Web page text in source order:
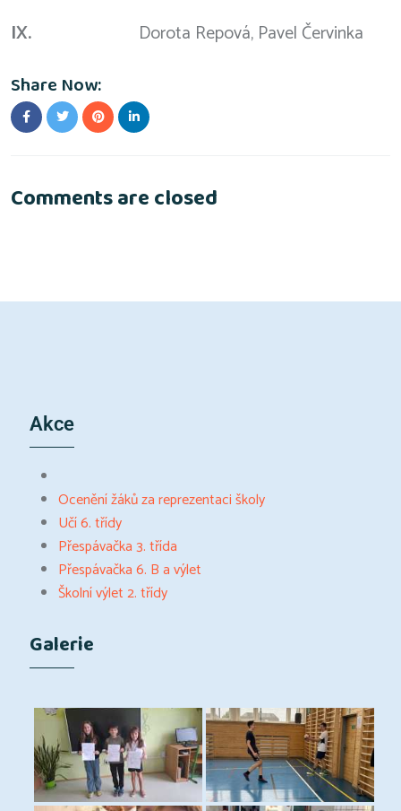
IX.
Dorota Repová, Pavel Červinka
Share Now:
Comments are closed
Akce
Ocenění žáků za reprezentaci školy
Učí 6. třídy
Přespávačka 3. třída
Přespávačka 6. B a výlet
Školní výlet 2. třídy
Galerie